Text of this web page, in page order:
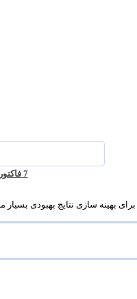
7 فاکتور اساسی برای انتخاب بهترین زمان فیزیوتراپی بعد عمل دیسک کمر!
بهینه سازی نتایج بهبودی